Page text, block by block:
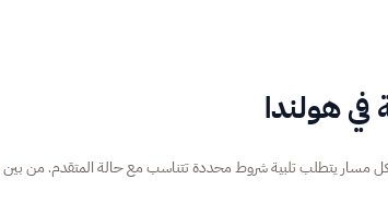
هولندا
مسار يتطلب تلبية شروط محددة تتناسب مع حالة المتقدم. من